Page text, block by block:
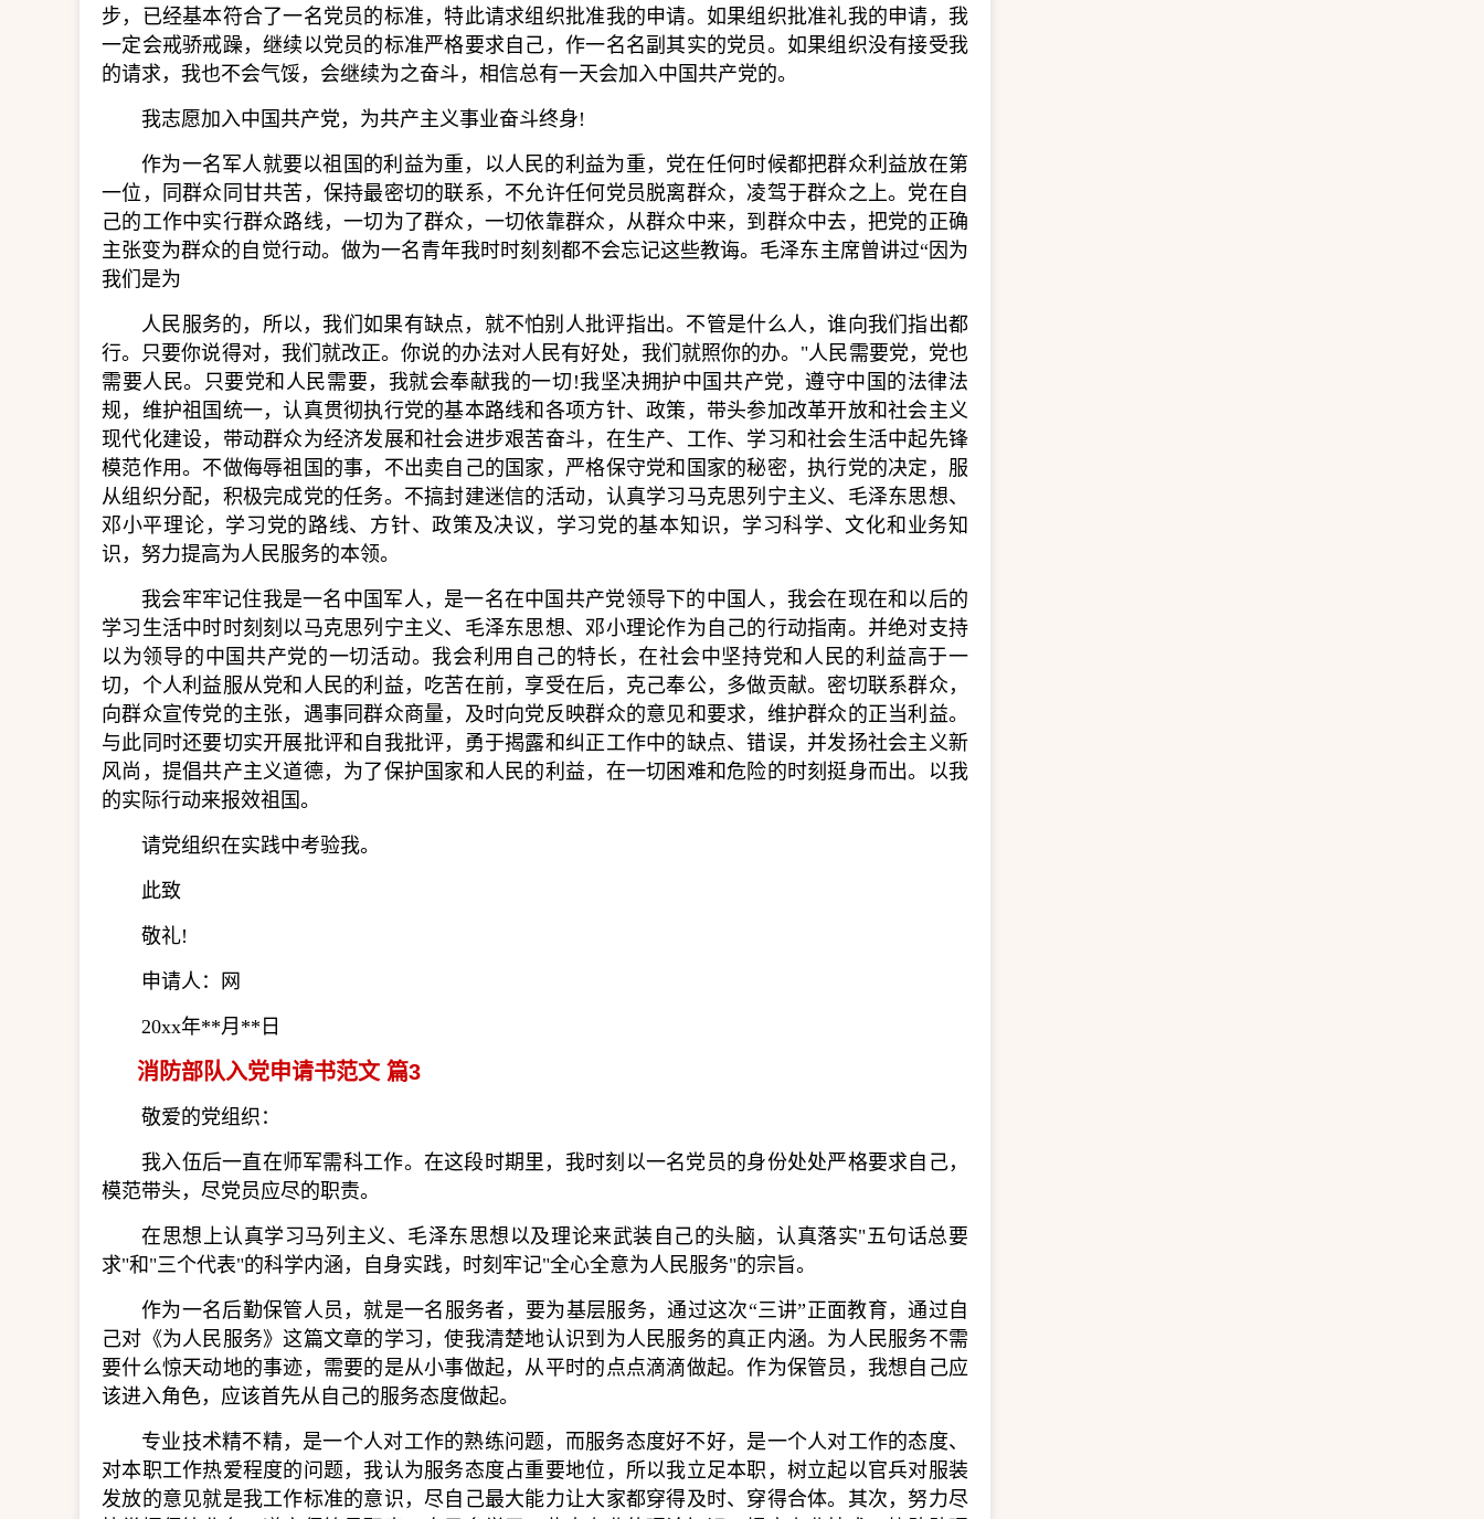
步，已经基本符合了一名党员的标准，特此请求组织批准我的申请。如果组织批准礼我的申请，我
一定会戒骄戒躁，继续以党员的标准严格要求自己，作一名名副其实的党员。如果组织没有接受我
的请求，我也不会气馁，会继续为之奋斗，相信总有一天会加入中国共产党的。
我志愿加入中国共产党，为共产主义事业奋斗终身!
作为一名军人就要以祖国的利益为重，以人民的利益为重，党在任何时候都把群众利益放在第
一位，同群众同甘共苦，保持最密切的联系，不允许任何党员脱离群众，凌驾于群众之上。党在自
己的工作中实行群众路线，一切为了群众，一切依靠群众，从群众中来，到群众中去，把党的正确
主张变为群众的自觉行动。做为一名青年我时时刻刻都不会忘记这些教诲。毛泽东主席曾讲过“因为
我们是为
人民服务的，所以，我们如果有缺点，就不怕别人批评指出。不管是什么人，谁向我们指出都
行。只要你说得对，我们就改正。你说的办法对人民有好处，我们就照你的办。"人民需要党，党也
需要人民。只要党和人民需要，我就会奉献我的一切!我坚决拥护中国共产党，遵守中国的法律法
规，维护祖国统一，认真贯彻执行党的基本路线和各项方针、政策，带头参加改革开放和社会主义
现代化建设，带动群众为经济发展和社会进步艰苦奋斗，在生产、工作、学习和社会生活中起先锋
模范作用。不做侮辱祖国的事，不出卖自己的国家，严格保守党和国家的秘密，执行党的决定，服
从组织分配，积极完成党的任务。不搞封建迷信的活动，认真学习马克思列宁主义、毛泽东思想、
邓小平理论，学习党的路线、方针、政策及决议，学习党的基本知识，学习科学、文化和业务知
识，努力提高为人民服务的本领。
我会牢牢记住我是一名中国军人，是一名在中国共产党领导下的中国人，我会在现在和以后的
学习生活中时时刻刻以马克思列宁主义、毛泽东思想、邓小理论作为自己的行动指南。并绝对支持
以为领导的中国共产党的一切活动。我会利用自己的特长，在社会中坚持党和人民的利益高于一
切，个人利益服从党和人民的利益，吃苦在前，享受在后，克己奉公，多做贡献。密切联系群众，
向群众宣传党的主张，遇事同群众商量，及时向党反映群众的意见和要求，维护群众的正当利益。
与此同时还要切实开展批评和自我批评，勇于揭露和纠正工作中的缺点、错误，并发扬社会主义新
风尚，提倡共产主义道德，为了保护国家和人民的利益，在一切困难和危险的时刻挺身而出。以我
的实际行动来报效祖国。
请党组织在实践中考验我。
此致
敬礼!
申请人：网
20xx年**月**日
消防部队入党申请书范文 篇3
敬爱的党组织：
我入伍后一直在师军需科工作。在这段时期里，我时刻以一名党员的身份处处严格要求自己，
模范带头，尽党员应尽的职责。
在思想上认真学习马列主义、毛泽东思想以及理论来武装自己的头脑，认真落实"五句话总要
求"和"三个代表"的科学内涵，自身实践，时刻牢记"全心全意为人民服务"的宗旨。
作为一名后勤保管人员，就是一名服务者，要为基层服务，通过这次“三讲”正面教育，通过自
己对《为人民服务》这篇文章的学习，使我清楚地认识到为人民服务的真正内涵。为人民服务不需
要什么惊天动地的事迹，需要的是从小事做起，从平时的点点滴滴做起。作为保管员，我想自己应
该进入角色，应该首先从自己的服务态度做起。
专业技术精不精，是一个人对工作的熟练问题，而服务态度好不好，是一个人对工作的态度、
对本职工作热爱程度的问题，我认为服务态度占重要地位，所以我立足本职，树立起以官兵对服装
发放的意见就是我工作标准的意识，尽自己最大能力让大家都穿得及时、穿得合体。其次，努力尽